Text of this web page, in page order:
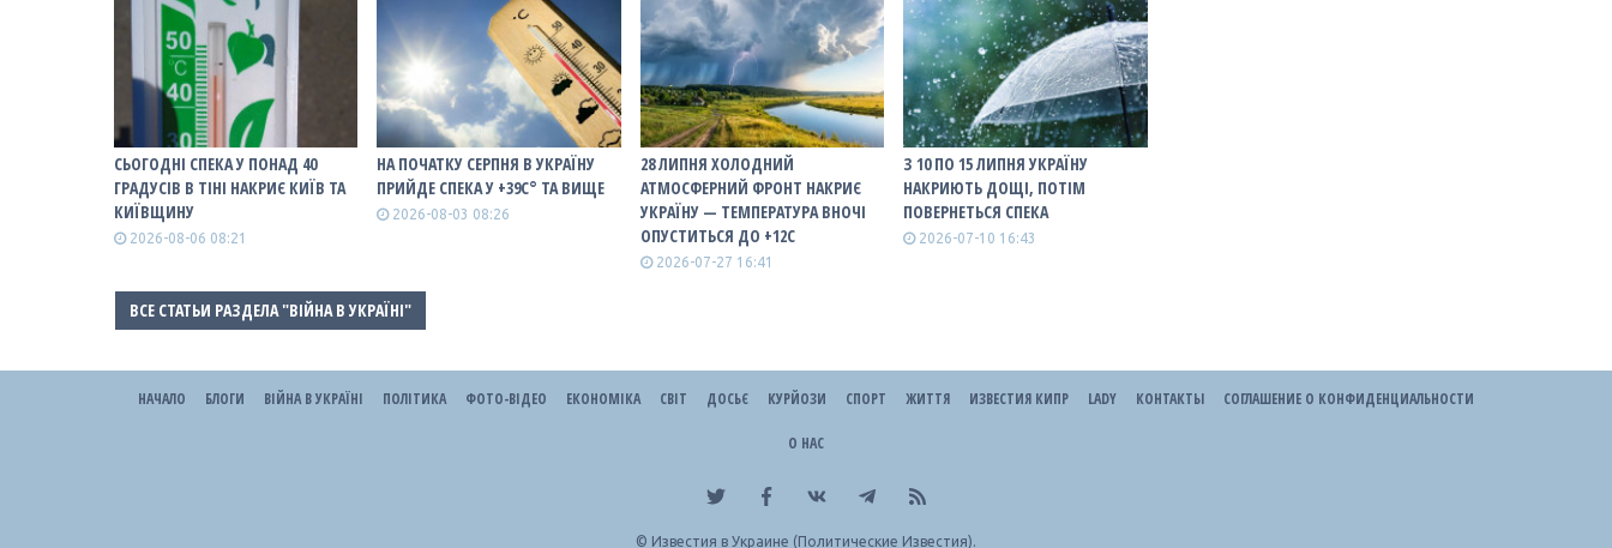
СЬОГОДНІ СПЕКА У ПОНАД 40
ГРАДУСІВ В ТІНІ НАКРИЄ КИЇВ ТА
КИЇВЩИНУ
2026-08-06 08:21
НА ПОЧАТКУ СЕРПНЯ В УКРАЇНУ
ПРИЙДЕ СПЕКА У +39С° ТА ВИЩЕ
2026-08-03 08:26
28 ЛИПНЯ ХОЛОДНИЙ
АТМОСФЕРНИЙ ФРОНТ НАКРИЄ
УКРАЇНУ — ТЕМПЕРАТУРА ВНОЧІ
ОПУСТИТЬСЯ ДО +12С
2026-07-27 16:41
З 10 ПО 15 ЛИПНЯ УКРАЇНУ
НАКРИЮТЬ ДОЩІ, ПОТІМ
ПОВЕРНЕТЬСЯ СПЕКА
2026-07-10 16:43
ВСЕ СТАТЬИ РАЗДЕЛА "ВІЙНА В УКРАЇНІ"
НАЧАЛО БЛОГИ ВІЙНА В УКРАЇНІ ПОЛІТИКА ФОТО-ВІДЕО ЕКОНОМІКА СВІТ ДОСЬЄ КУРЙОЗИ СПОРТ ЖИТТЯ ИЗВЕСТИЯ КИПР LADY КОНТАКТЫ СОГЛАШЕНИЕ О КОНФИДЕНЦИАЛЬНОСТИ
О НАС
© Известия в Украине (Политические Известия).